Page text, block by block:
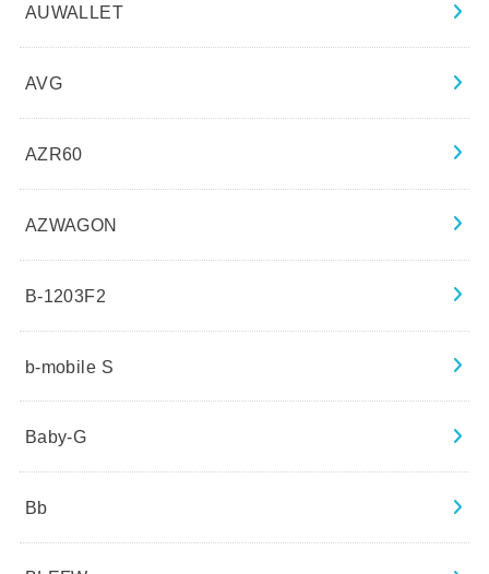
AUWALLET
AVG
AZR60
AZWAGON
B-1203F2
b-mobile S
Baby-G
Bb